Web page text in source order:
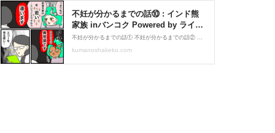
不妊が分かるまでの話⑩ : インド熊
家族 inバンコク Powered by ライブ
ドアブログ
不妊が分かるまでの話① 不妊が分かるまでの話② 不妊が分かるまでの話③ 不妊が分かるまでの話④ 不妊が分かるまでの話⑤ 不妊が分かるまでの話⑥ 不妊が分かるまでの話⑦ 不妊が分かるまでの話⑧ 不妊が分かるまでの話⑨ ↓つづきです。↓ナマステ。更新するする詐欺の、シ
kumanoshakeko.com